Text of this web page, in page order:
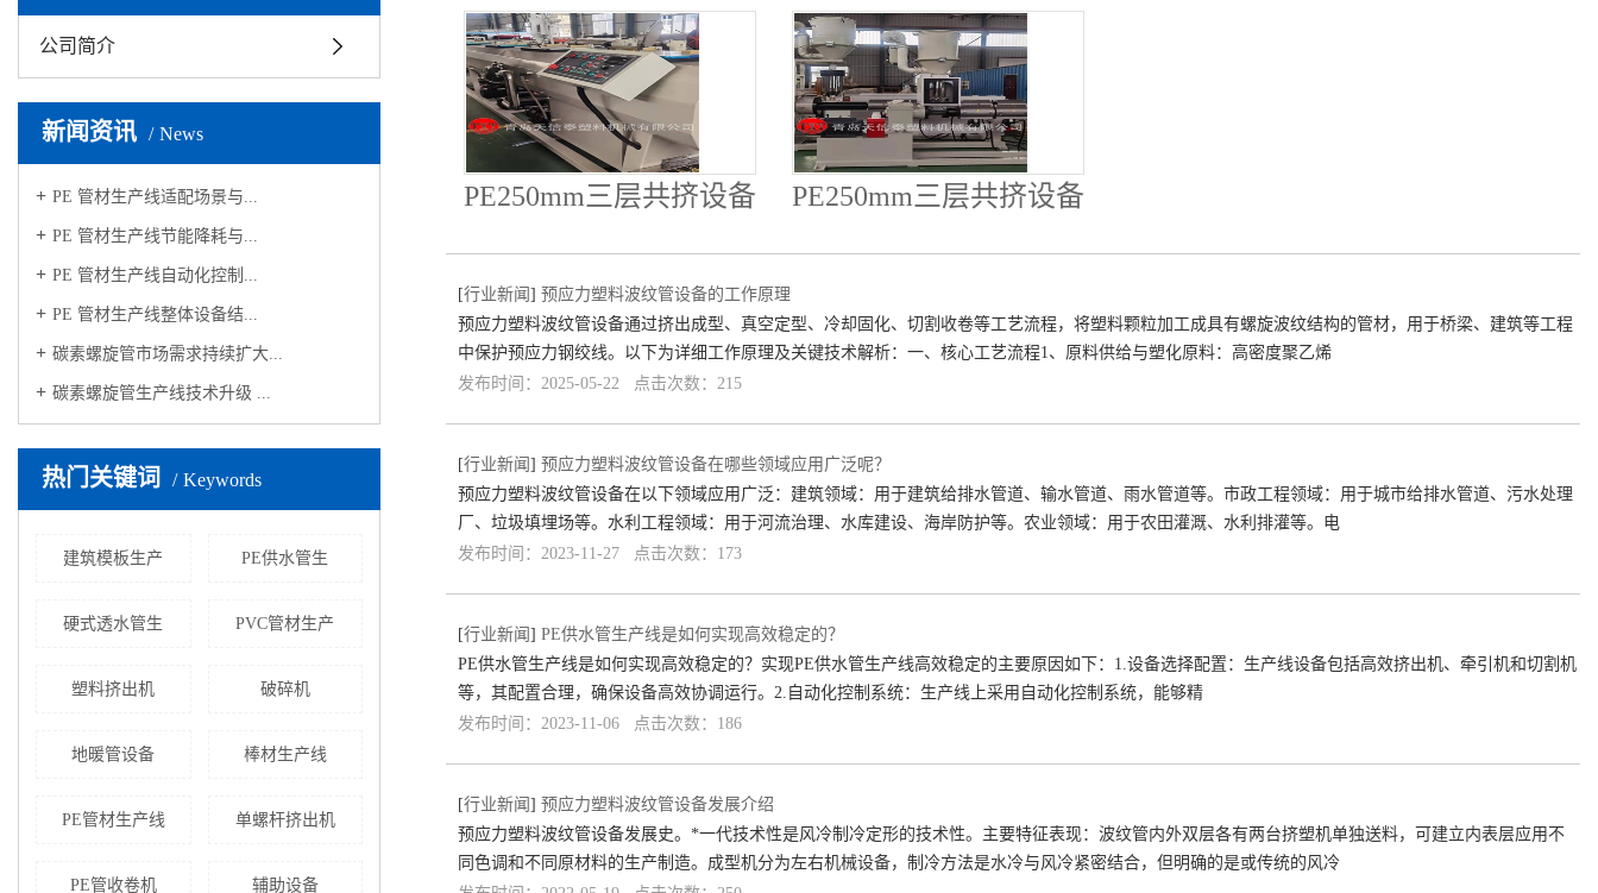
公司简介
新闻资讯 News
PE 管材生产线适配场景与...
PE 管材生产线节能降耗与...
PE 管材生产线自动化控制...
PE 管材生产线整体设备结...
碳素螺旋管市场需求持续扩大...
碳素螺旋管生产线技术升级 ...
热门关键词 Keywords
建筑模板生产 PE供水管生
硬式透水管生 PVC管材生产
塑料挤出机 破碎机
地暖管设备 棒材生产线
PE管材生产线 单螺杆挤出机
PE管收卷机 辅助设备
PE250mm三层共挤设备 PE250mm三层共挤设备
[行业新闻 ] 预应力塑料波纹管设备的工作原理
预应力塑料波纹管设备通过挤出成型、真空定型、冷却固化、切割收卷等工艺流程，将塑料颗粒加工成具有螺旋波纹结构的管材，用于桥梁、建筑等工程
中保护预应力钢绞线。以下为详细工作原理及关键技术解析：一、核心工艺流程1、原料供给与塑化原料：高密度聚乙烯
发布时间：2025-05-22 点击次数：215
[行业新闻 ] 预应力塑料波纹管设备在哪些领域应用广泛呢？
预应力塑料波纹管设备在以下领域应用广泛：建筑领域：用于建筑给排水管道、输水管道、雨水管道等。市政工程领域：用于城市给排水管道、污水处理
厂、垃圾填埋场等。水利工程领域：用于河流治理、水库建设、海岸防护等。农业领域：用于农田灌溉、水利排灌等。电
发布时间：2023-11-27 点击次数：173
[行业新闻 ] PE供水管生产线是如何实现高效稳定的？
PE供水管生产线是如何实现高效稳定的？实现PE供水管生产线高效稳定的主要原因如下：1.设备选择配置：生产线设备包括高效挤出机、牵引机和切割机
等，其配置合理，确保设备高效协调运行。2.自动化控制系统：生产线上采用自动化控制系统，能够精
发布时间：2023-11-06 点击次数：186
[行业新闻 ] 预应力塑料波纹管设备发展介绍
预应力塑料波纹管设备发展史。*一代技术性是风冷制冷定形的技术性。主要特征表现：波纹管内外双层各有两台挤塑机单独送料，可建立内表层应用不
同色调和不同原材料的生产制造。成型机分为左右机械设备，制冷方法是水冷与风冷紧密结合，但明确的是或传统的风冷